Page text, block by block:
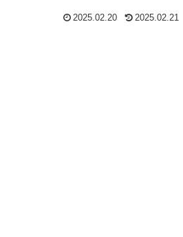
2025.02.20 2025.02.21